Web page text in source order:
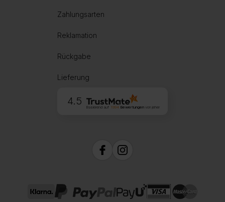
Zahlungsarten
Reklamation
Rückgabe
Lieferung
4.5
Basierend auf 1994 Bewertungenvon jeher